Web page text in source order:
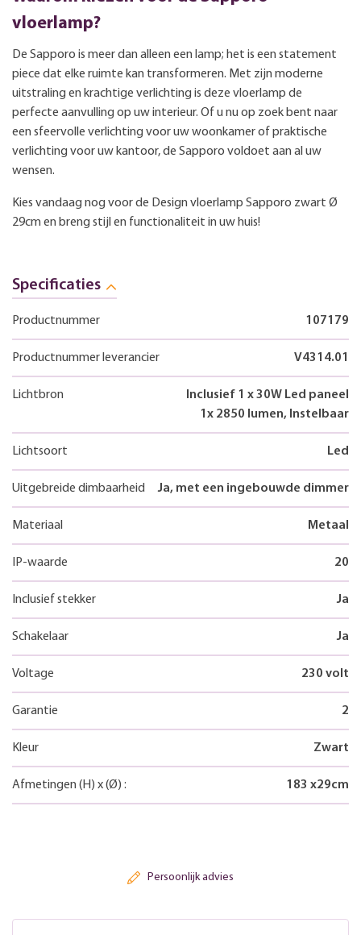
vloerlamp?
De Sapporo is meer dan alleen een lamp; het is een statement
piece dat elke ruimte kan transformeren. Met zijn moderne
uitstraling en krachtige verlichting is deze vloerlamp de
perfecte aanvulling op uw interieur. Of u nu op zoek bent naar
een sfeervolle verlichting voor uw woonkamer of praktische
verlichting voor uw kantoor, de Sapporo voldoet aan al uw
wensen.
Kies vandaag nog voor de Design vloerlamp Sapporo zwart Ø
29cm en breng stijl en functionaliteit in uw huis!
Specificaties
Productnummer 107179
Productnummer leverancier V4314.01
Lichtbron
Inclusief 1 x 30W Led paneel
1x 2850 lumen, Instelbaar
Lichtsoort Led
Uitgebreide dimbaarheid Ja, met een ingebouwde dimmer
Materiaal Metaal
IP-waarde 20
Inclusief stekker Ja
Schakelaar Ja
Voltage 230 volt
Garantie 2
Kleur Zwart
Afmetingen (H) x(Ø) : 183 x29cm
Persoonlijk advies